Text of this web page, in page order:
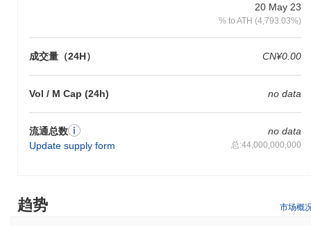
20 May 23
% to ATH (4,793.03%)
成交量（24H） CN¥0.00
Vol / M Cap (24h) no data
流通总数
Update supply form
no data
总:44,000,000,000
LarryCoin通过2023年9月宣布的最新治理提案保持活跃，旨在增强
社区参与并改善平台功能。当前开发专注于扩大其在去中心化金融
外，LarryCoin已与多个DeFi项目建立了合作伙伴关系，促进了增强
性，特别是在对DeFi解决方案的兴趣不断增长的情况下。
LarryCoin是为谁设计的？
源，包括用户友好的钱包和API，以支持日常用户和开发者创建利
用该币功能的应用。 主要用户，如消费者，受益于该币的支付能
趋势 市场概